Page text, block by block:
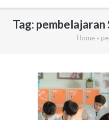
Tag: pembelajaran
Home»